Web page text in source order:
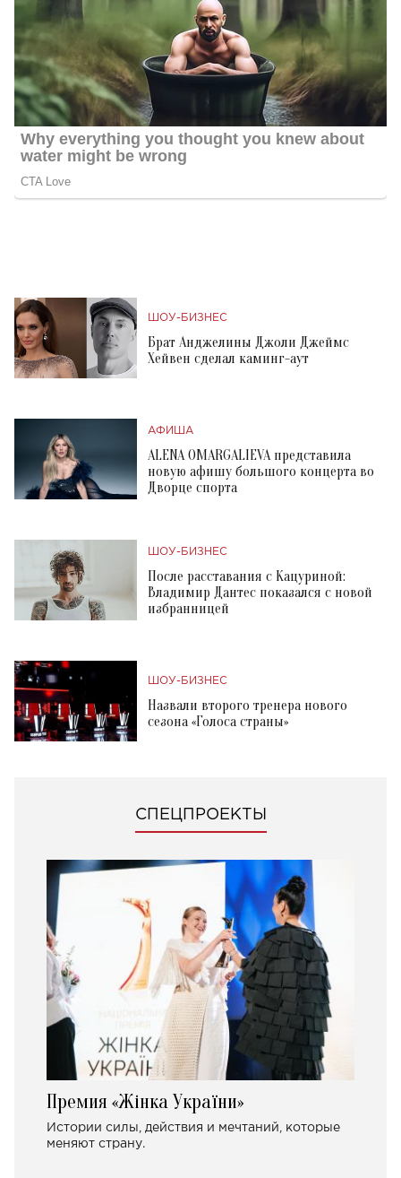
ШОУ-БИЗНЕС
Брат Анджелины Джоли Джеймс
Хейвен сделал каминг-аут
АФИША
ALENA OMARGALIEVA представила
новую афишу большого концерта во
Дворце спорта
ШОУ-БИЗНЕС
После расставания с Кацуриной:
Владимир Дантес показался с новой
избранницей
ШОУ-БИЗНЕС
Назвали второго тренера нового
сезона «Голоса страны»
СПЕЦПРОЕКТЫ
Премия «Жінка України»
Истории силы, действия и мечтаний, которые
меняют страну.